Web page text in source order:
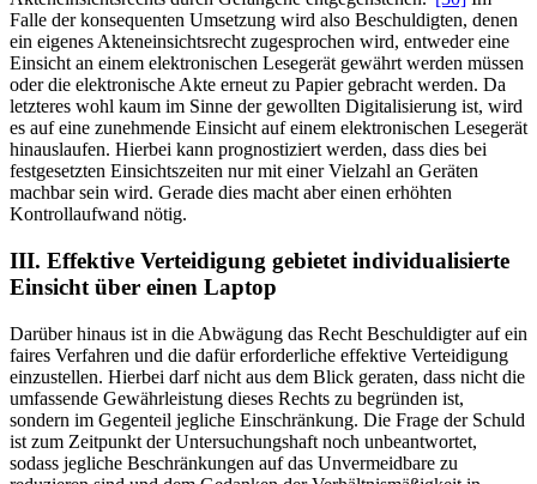
Falle der konsequenten Umsetzung wird also Beschuldigten, denen
ein eigenes Akteneinsichtsrecht zugesprochen wird, entweder eine
Einsicht an einem elektronischen Lesegerät gewährt werden müssen
oder die elektronische Akte erneut zu Papier gebracht werden. Da
letzteres wohl kaum im Sinne der gewollten Digitalisierung ist, wird
es auf eine zunehmende Einsicht auf einem elektronischen Lesegerät
hinauslaufen. Hierbei kann prognostiziert werden, dass dies bei
festgesetzten Einsichtszeiten nur mit einer Vielzahl an Geräten
machbar sein wird. Gerade dies macht aber einen erhöhten
Kontrollaufwand nötig.
III. Effektive Verteidigung gebietet individualisierte
Einsicht über einen Laptop
Darüber hinaus ist in die Abwägung das Recht Beschuldigter auf ein
faires Verfahren und die dafür erforderliche effektive Verteidigung
einzustellen. Hierbei darf nicht aus dem Blick geraten, dass nicht die
umfassende Gewährleistung dieses Rechts zu begründen ist,
sondern im Gegenteil jegliche Einschränkung. Die Frage der Schuld
ist zum Zeitpunkt der Untersuchungshaft noch unbeantwortet,
sodass jegliche Beschränkungen auf das Unvermeidbare zu